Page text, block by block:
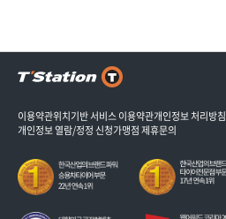
이용약관위치기반 서비스 이용약관개인정보 처리방침
개인정보 열람/정정 신청가맹점 제휴문의